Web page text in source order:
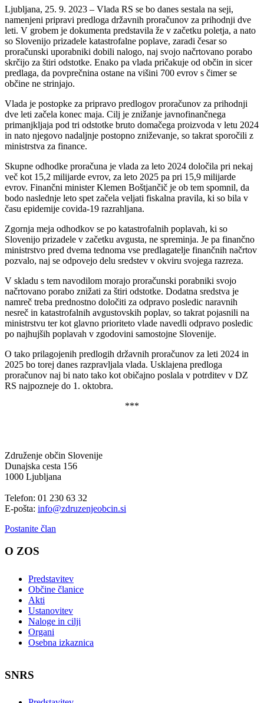
Ljubljana, 25. 9. 2023 – Vlada RS se bo danes sestala na seji,
namenjeni pripravi predloga državnih proračunov za prihodnji dve
leti. V grobem je dokumenta predstavila že v začetku poletja, a nato
so Slovenijo prizadele katastrofalne poplave, zaradi česar so
proračunski uporabniki dobili nalogo, naj svojo načrtovano porabo
skrčijo za štiri odstotke. Enako pa vlada pričakuje od občin in sicer
predlaga, da povprečnina ostane na višini 700 evrov s čimer se
občine ne strinjajo.
Vlada je postopke za pripravo predlogov proračunov za prihodnji
dve leti začela konec maja. Cilj je znižanje javnofinančnega
primanjkljaja pod tri odstotke bruto domačega proizvoda v letu 2024
in nato njegovo nadaljnje postopno zniževanje, so takrat sporočili z
ministrstva za finance.
Skupne odhodke proračuna je vlada za leto 2024 določila pri nekaj
več kot 15,2 milijarde evrov, za leto 2025 pa pri 15,9 milijarde
evrov. Finančni minister Klemen Boštjančič je ob tem spomnil, da
bodo naslednje leto spet začela veljati fiskalna pravila, ki so bila v
času epidemije covida-19 razrahljana.
Zgornja meja odhodkov se po katastrofalnih poplavah, ki so
Slovenijo prizadele v začetku avgusta, ne spreminja. Je pa finančno
ministrstvo pred dvema tednoma vse predlagatelje finančnih načrtov
pozvalo, naj se odpovejo delu sredstev v okviru svojega razreza.
V skladu s tem navodilom morajo proračunski porabniki svojo
načrtovano porabo znižati za štiri odstotke. Dodatna sredstva je
namreč treba prednostno določiti za odpravo posledic naravnih
nesreč in katastrofalnih avgustovskih poplav, so takrat pojasnili na
ministrstvu ter kot glavno prioriteto vlade navedli odpravo posledic
po najhujših poplavah v zgodovini samostojne Slovenije.
O tako prilagojenih predlogih državnih proračunov za leti 2024 in
2025 bo torej danes razpravljala vlada. Usklajena predloga
proračunov naj bi nato tako kot običajno poslala v potrditev v DZ
RS najpozneje do 1. oktobra.
***
Združenje občin Slovenije
Dunajska cesta 156
1000 Ljubljana
Telefon: 01 230 63 32
E-pošta: info@zdruzenjeobcin.si
Postanite član
O ZOS
Predstavitev
Občine članice
Akti
Ustanovitev
Naloge in cilji
Organi
Osebna izkaznica
SNRS